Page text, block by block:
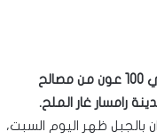
أفاد العميد كمال المليتي، المدير الجهوي للحماية المدنية ببنزرت، بأنه تم تسخير حوالي 100 عون من مصالح
بالجبل ظهر اليوم السبت،